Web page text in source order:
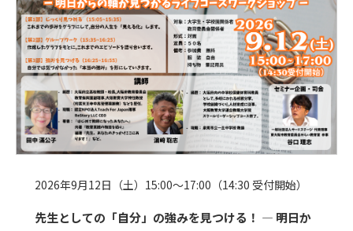
2026年9月12日（土）15:00～17:00（14:30 受付開始）
先生としての「自分」の強みを見つける！ ― 明日か